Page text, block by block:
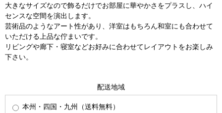
大きなサイズなので飾るだけでお部屋に華やかさをプラスし、ハイ
センスな空間を演出します。
芸術品のようなアート性があり、洋室はもちろん和室にも合わせて
いただける上品な佇まいです。
リビングや廊下・寝室などお好みに合わせてレイアウトをお楽しみ
下さい。
配送地域
本州・四国・九州（送料無料）